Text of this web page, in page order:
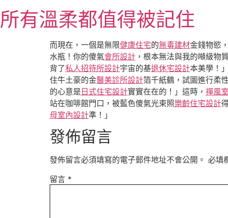
至
主所有溫柔都值得被記住
而現在，一個是無限健康住宅的無毒建材金錢物慾
水瓶！你的傻氣會所設計 ，根本無法與我的噸級物
背了私人招待所設計宇宙的基退休宅設計本美學！
住牛土豪的金醫美診所設計箔千紙鶴，試圖進行柔
的心意是 日式住宅設計實實在在的！」這時， 禪風
站在咖啡館門口，被藍色傻氣光束照樂齡住宅設計
母室內設計準！」
發佈留言
發佈留言必須填寫的電子郵件地址不會公開。 必填
留言 *